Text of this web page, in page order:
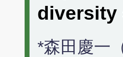
diversity
*森田慶一